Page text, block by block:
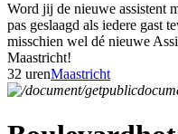
Word jij de nieuwe assistent
pas geslaagd als iedere gast
misschien wel dé nieuwe
Maastricht!
32 urenMaastricht